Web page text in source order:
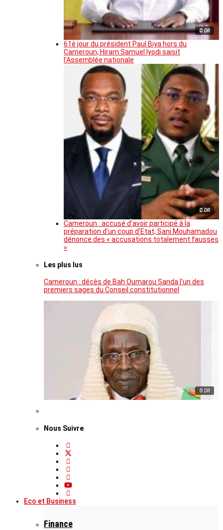
© DR
61è jour du président Paul Biya hors du
Cameroun, Hiram Samuel Iyodi saisit
l’Assemblée nationale
© DR
Cameroun : accusé d’avoir participé à la
préparation d’un coup d’Etat, Sani Mouhamadou
dénonce des « accusations totalement fausses
»
Les plus lus
Cameroun : décès de Bah Oumarou Sanda l’un des
premiers sages du Conseil constitutionnel
© DR
Nous Suivre
Eco et Business
Finance